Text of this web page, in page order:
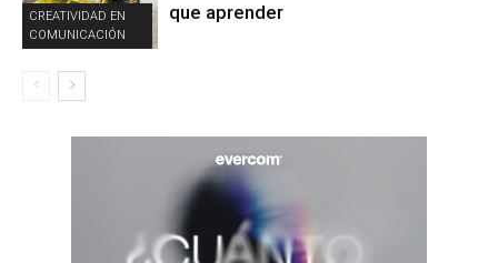
CREATIVIDAD EN
COMUNICACIÓN
que aprender